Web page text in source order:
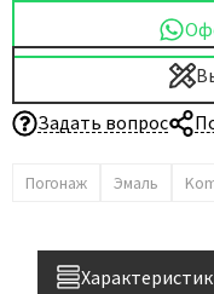
Задать вопрос
Погонаж Эмаль